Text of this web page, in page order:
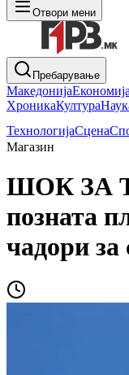
Отвори мени
Пребарување
МакедонијаЕкономија
ХроникаКултура
ТехнологијаСцена
Магазин
ШОК ЗА
позната
чадори за